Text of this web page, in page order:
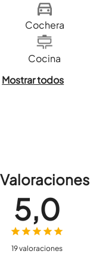
Cochera
Cocina
Mostrar todos
5,0
19 valoraciones